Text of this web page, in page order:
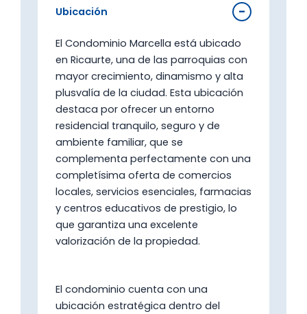
Ubicación
El Condominio Marcella está ubicado
en Ricaurte, una de las parroquias con
mayor crecimiento, dinamismo y alta
plusvalía de la ciudad. Esta ubicación
destaca por ofrecer un entorno
residencial tranquilo, seguro y de
ambiente familiar, que se
complementa perfectamente con una
completísima oferta de comercios
locales, servicios esenciales, farmacias
y centros educativos de prestigio, lo
que garantiza una excelente
valorización de la propiedad.
El condominio cuenta con una
ubicación estratégica dentro del